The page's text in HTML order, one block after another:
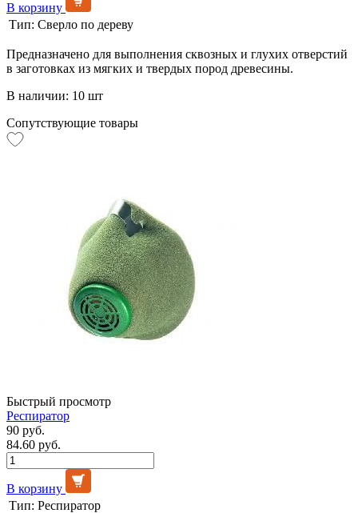
В корзину
Тип: Сверло по дереву
Предназначено для выполнения сквозных и глухих отверстий
в заготовках из мягких и твердых пород древесины.
В наличии: 10 шт
Сопутствующие товары
Быстрый просмотр
Респиратор
90 руб.
84.60 руб.
В корзину
Тип: Респиратор